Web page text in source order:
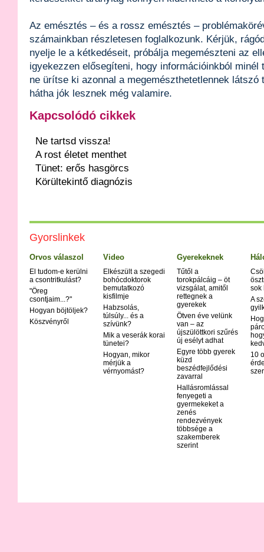
Az emésztés – és a rossz emésztés –
számainkban részletesen foglalkozunk. Kérjük,
nyelje le a kétkedéseit, próbálja megemészteni az
igyekezzen elősegíteni, hogy információinkból minél
ne ürítse ki azonnal a megemészthetetlennek látszó
hátha jók lesznek még valamire.
Kapcsolódó cikkek
Ne tartsd vissza!
A rost életet menthet
Tünet: erős hasgörcs
Körültekintő diagnózis
Gyorslinkek
Orvos válaszol
El tudom-e kerülni
a csontritkulást?
"Öreg
csontjaim...?"
Hogyan böjtöljek?
Köszvényről
Video
Elkészült a szegedi
bohócdoktorok
bemutatkozó
kisfilmje
Habzsolás,
túlsúly... és a
szívünk?
Mik a veserák korai
tünetei?
Hogyan, mikor
mérjük a
vérnyomást?
Gyerekeknek
Tűtől a
torokpálcáig – öt
vizsgálat, amitől
rettegnek a
gyerekek
Ötven éve velünk
van – az
újszülöttkori szűrés
új esélyt adhat
Egyre több gyerek
küzd
beszédfejlődési
zavarral
Hallásromlással
fenyegeti a
gyermekeket a
zenés
rendezvények
többsége a
szakemberek
szerint
sok
A
10